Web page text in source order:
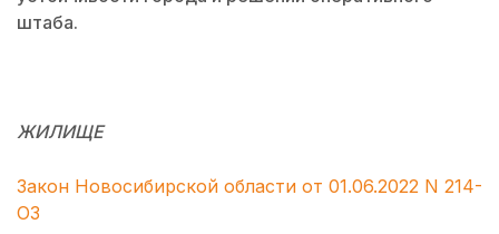
штаба.
ЖИЛИЩЕ
Закон Новосибирской области от 01.06.2022 N 214-
ОЗ